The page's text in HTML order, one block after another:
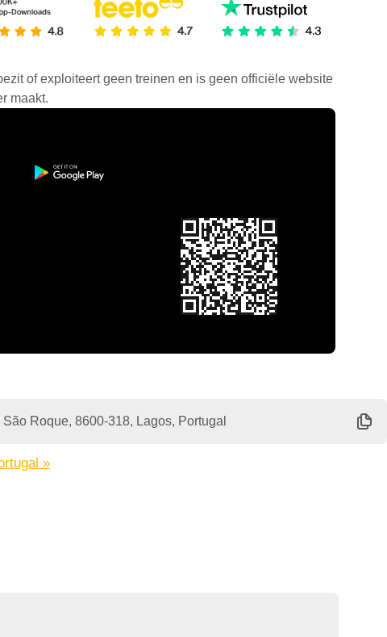
of exploiteert geen treinen en is geen officiële website
maakt.
São Roque, 8600-318, Lagos, Portugal
»